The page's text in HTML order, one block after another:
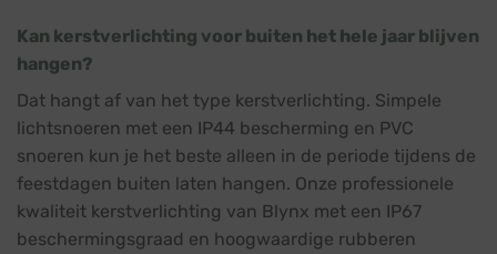
Kan kerstverlichting voor buiten het hele jaar blijven
hangen?
Dat hangt af van het type kerstverlichting. Simpele
lichtsnoeren met een IP44 bescherming en PVC
snoeren kun je het beste alleen in de periode tijdens de
feestdagen buiten laten hangen. Onze professionele
kwaliteit kerstverlichting van Blynx met een IP67
beschermingsgraad en hoogwaardige rubberen